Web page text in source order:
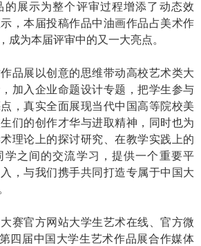
的展示为整个评审过程增添了动态效
，本届投稿作品中油画作品占美术作
成为本届评审中的又一大亮点。
展以创意的思维带动高校艺术类大
加入企业命题设计专题，把学生参与
，真实全面展现当代中国高等院校美
们的创作才华与进取精神，同时也为
理论上的探讨研究、在教学实践上的
学之间的交流学习，提供一个重要平
，与我们携手共同打造专属于中国大
官方网站大学生艺术在线、官方微
四届中国大学生艺术作品展合作媒体